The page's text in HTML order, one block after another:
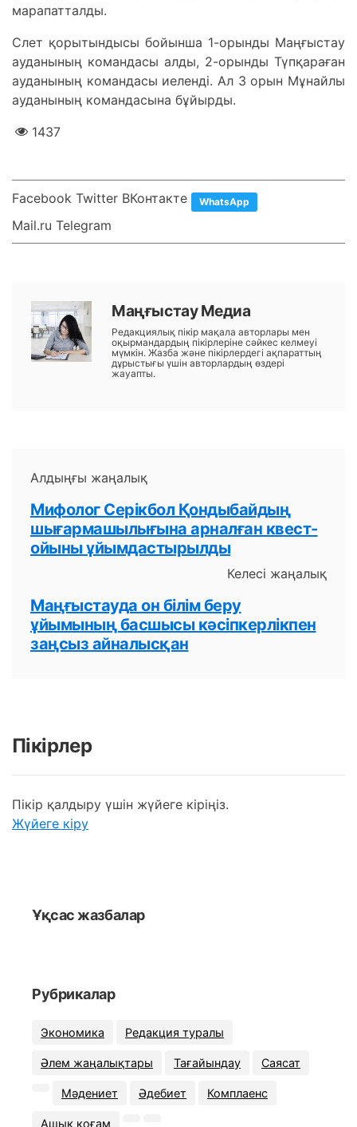
марапатталды.
Слет қорытындысы бойынша 1-орынды Маңғыстау
ауданының командасы алды, 2-орынды Түпқараған
ауданының командасы иеленді. Ал 3 орын Мұнайлы
ауданының командасына бұйырды.
1437
Facebook Twitter ВКонтакте WhatsApp
Mail.ru Telegram
Маңғыстау Медиа
Редакциялық пікір мақала авторлары мен
оқырмандардың пікірлеріне сәйкес келмеуі
мүмкін. Жазба және пікірлердегі ақпараттың
дұрыстығы үшін авторлардың өздері
жауапты.
Алдыңғы жаңалық
Мифолог Серікбол Қондыбайдың
шығармашылығына арналған квест-
ойыны ұйымдастырылды
Келесі жаңалық
Маңғыстауда он білім беру
ұйымының басшысы кәсіпкерлікпен
заңсыз айналысқан
Пікірлер
Пікір қалдыру үшін жүйеге кіріңіз.
Жүйеге кіру
Ұқсас жазбалар
Рубрикалар
Экономика Редакция туралы
Әлем жаңалықтары Тағайындау Саясат
Мәдениет Әдебиет Комплаенс
Ашық қоғам